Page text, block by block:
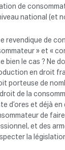
de
national (et
revendique de
» et «
bien le cas ? Ne
en droit
porteuse de
de la
d’ores et déjà
de
et des
la